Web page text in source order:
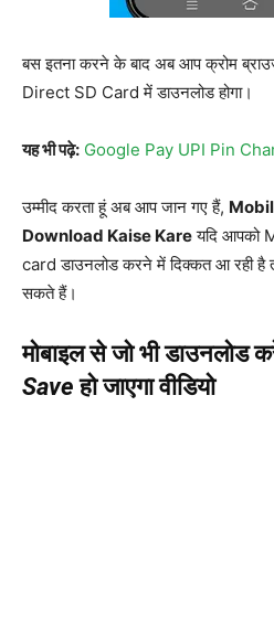
बस इतना करने के बाद अब आप क्रोम
Direct SD Card में डाउनलोड होगा।
यह भी पढ़े: Google Pay UPI Pin
उम्मीद करता हूं अब आप जान गए हैं,
Download Kaise Kareयदि आपको
card डाउनलोड करने में दिक्कत आ रही है
सकते हैं।
मोबाइल से जो भी डाउनलोड
Save हो जाएगा वीडियो